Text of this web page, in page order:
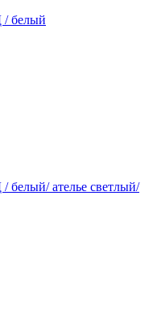
белый
ателье светлый/